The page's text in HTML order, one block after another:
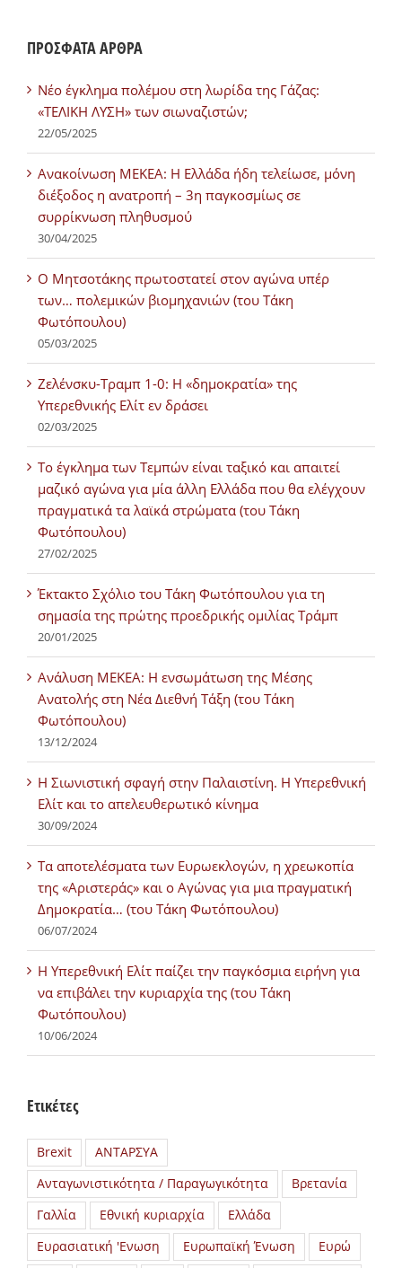
ΠΡΟΣΦΑΤΑ ΑΡΘΡΑ
Νέο έγκλημα πολέμου στη λωρίδα της Γάζας:
«ΤΕΛΙΚΗ ΛΥΣΗ» των σιωναζιστών;
22/05/2025
Ανακοίνωση ΜΕΚΕΑ: Η Ελλάδα ήδη τελείωσε, μόνη
διέξοδος η ανατροπή – 3η παγκοσμίως σε
συρρίκνωση πληθυσμού
30/04/2025
Ο Μητσοτάκης πρωτοστατεί στον αγώνα υπέρ
των… πολεμικών βιομηχανιών (του Τάκη
Φωτόπουλου)
05/03/2025
Ζελένσκυ-Τραμπ 1-0: Η «δημοκρατία» της
Υπερεθνικής Ελίτ εν δράσει
02/03/2025
Tο έγκλημα των Τεμπών είναι ταξικό και απαιτεί
μαζικό αγώνα για μία άλλη Ελλάδα που θα ελέγχουν
πραγματικά τα λαϊκά στρώματα (του Τάκη
Φωτόπουλου)
27/02/2025
Έκτακτο Σχόλιο του Τάκη Φωτόπουλου για τη
σημασία της πρώτης προεδρικής ομιλίας Τράμπ
20/01/2025
Ανάλυση ΜΕΚΕΑ: Η ενσωμάτωση της Μέσης
Ανατολής στη Νέα Διεθνή Τάξη (του Τάκη
Φωτόπουλου)
13/12/2024
Η Σιωνιστική σφαγή στην Παλαιστίνη. Η Υπερεθνική
Ελίτ και το απελευθερωτικό κίνημα
30/09/2024
Τα αποτελέσματα των Ευρωεκλογών, η χρεωκοπία
της «Αριστεράς» και ο Αγώνας για μια πραγματική
Δημοκρατία… (του Τάκη Φωτόπουλου)
06/07/2024
H Υπερεθνική Ελίτ παίζει την παγκόσμια ειρήνη για
να επιβάλει την κυριαρχία της (του Τάκη
Φωτόπουλου)
10/06/2024
Ετικέτες
Brexit
ΑΝΤΑΡΣΥΑ
Ανταγωνιστικότητα / Παραγωγικότητα
Βρετανία
Γαλλία
Εθνική κυριαρχία
Ελλάδα
Ευρασιατική 'Ενωση
Ευρωπαϊκή Ένωση
Ευρώ